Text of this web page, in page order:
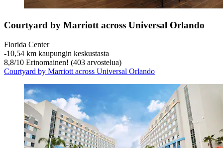
Courtyard by Marriott across Universal Orlando
Florida Center
‐10,54 km kaupungin keskustasta
8,8/10 Erinomainen! (403 arvostelua)
Courtyard by Marriott across Universal Orlando